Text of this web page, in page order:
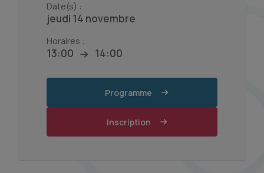
Date(s) :
jeudi 14 novembre
Horaires :
13:00 14:00
Programme
Inscription